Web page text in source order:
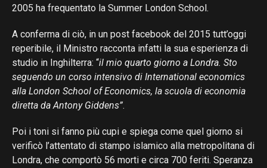
2005 ha frequentato la Summer London School.
A conferma di ciò, in un post facebook del 2015 tutt’oggi
reperibile, il Ministro racconta infatti la sua esperienza di
studio in Inghilterra: “il mio quarto giorno a Londra. Sto
seguendo un corso intensivo di International economics
alla London School of Economics, la scuola di economia
diretta da Antony Giddens”.
Poi i toni si fanno più cupi e spiega come quel giorno si
verificò l’attentato di stampo islamico alla metropolitana di
Londra, che comportò 56 morti e circa 700 feriti. Speranza